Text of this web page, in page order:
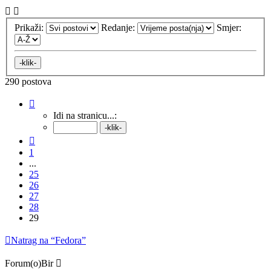
Prikaži: Redanje: Smjer:
290 postova
29/ 29.
Idi na stranicu...:
1
...
25
26
27
28
29
Natrag na “Fedora”
Forum(o)Bir